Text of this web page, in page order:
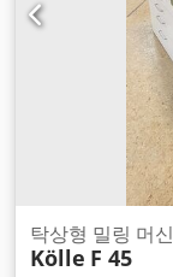
탁상형 밀링 머신
Kölle F 45